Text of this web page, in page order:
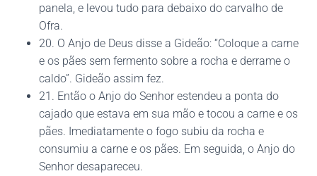
panela, e levou tudo para debaixo do carvalho de
Ofra.
20. O Anjo de Deus disse a Gideão: “Coloque a carne
e os pães sem fermento sobre a rocha e derrame o
caldo”. Gideão assim fez.
21. Então o Anjo do Senhor estendeu a ponta do
cajado que estava em sua mão e tocou a carne e os
pães. Imediatamente o fogo subiu da rocha e
consumiu a carne e os pães. Em seguida, o Anjo do
Senhor desapareceu.